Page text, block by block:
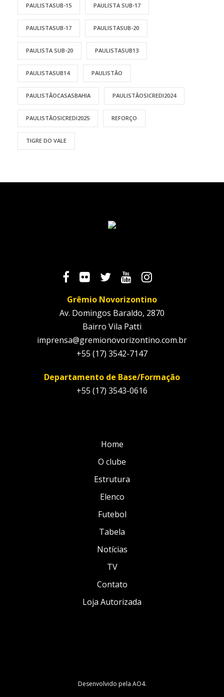
PAULISTASUB-15 PAULISTA SUB-17
PAULISTASUB-17 PAULISTASUB-20
PAULISTA SUB-20 PAULISTASUB13
PAULISTASUB14 PAULISTÃO
PAULISTÃOCASASBAHIA PAULISTÃOSICREDI2024
PAULISTÃOSICREDI2025 REFORÇO
TIGRE DO VALE
Grêmio Novorizontino
Av. Domingos Baraldo, 2870
Bairro Vila Patti
imprensa@gremionovorizontino.com.br
+55 (17) 3542-7147
Departamento de Base/Formação
+55 (17) 3543-0616
Home
O clube
Estrutura
Elenco
Futebol
Tabela
Notícias
TV
Contato
Loja Autorizada
Desenvolvido pela AO4.